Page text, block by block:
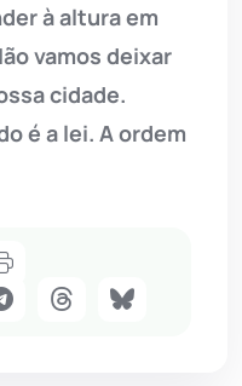
à altura em
vamos deixar
cidade.
é a lei. A ordem